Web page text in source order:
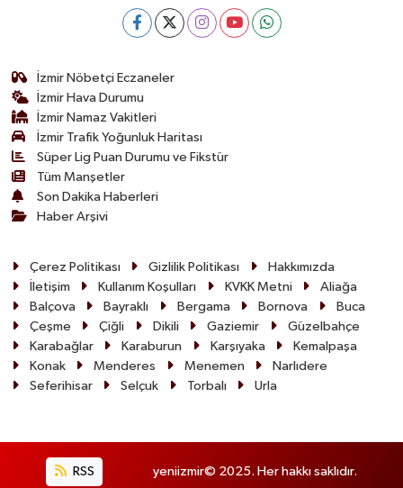
İzmir Nöbetçi Eczaneler
İzmir Hava Durumu
İzmir Namaz Vakitleri
İzmir Trafik Yoğunluk Haritası
Süper Lig Puan Durumu ve Fikstür
Tüm Manşetler
Son Dakika Haberleri
Haber Arşivi
Çerez Politikası Gizlilik Politikası
Hakkımızda
İletişim
Kullanım Koşulları KVKK Metni
Aliağa
Balçova
Bayraklı Bergama Bornova
Buca
Çeşme
Çiğli Dikili Gaziemir
Güzelbahçe
Karabağlar
Karaburun Karşıyaka
Kemalpaşa
Konak
Menderes Menemen
Narlıdere
Seferihisar
Selçuk Torbalı Urla
RSS yeniizmir© 2025. Her hakkı saklıdır.